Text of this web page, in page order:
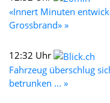
«Innert Minuten
Grossbrand» »
12:32 Uhr
Fahrzeug überschlug
betrunken ... »